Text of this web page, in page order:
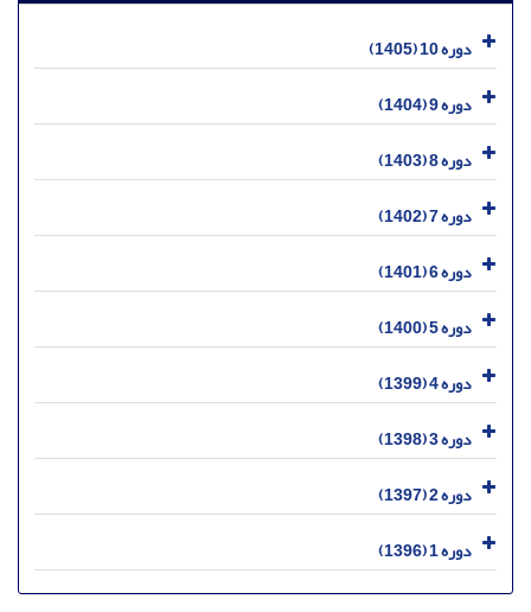
دوره 10 (1405)
دوره 9 (1404)
دوره 8 (1403)
دوره 7 (1402)
دوره 6 (1401)
دوره 5 (1400)
دوره 4 (1399)
دوره 3 (1398)
دوره 2 (1397)
دوره 1 (1396)